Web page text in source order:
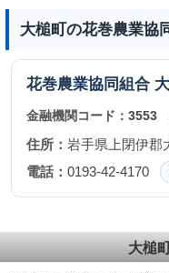
大槌町の花巻農業協
花巻農業協同組合
金融機関コード： 3553
住所： 岩手県上閉伊郡
電話： 0193-42-4170
大槌